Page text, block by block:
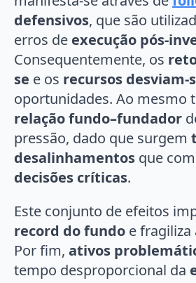
defensivos, que são
erros de execução pós-
Consequentemente, os
se e os recursos desviam-
oportunidades. Ao mesmo
relação fundo–fundador
pressão, dado que surgem
desalinhamentos que
decisões críticas.
Este conjunto de efeitos
record do fundo e fragiliza
Por fim, ativos
tempo desproporcional da